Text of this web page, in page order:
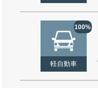
100%
軽自動車